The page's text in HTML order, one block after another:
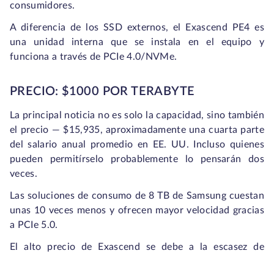
consumidores.
A diferencia de los SSD externos, el Exascend PE4 es
una unidad interna que se instala en el equipo y
funciona a través de PCIe 4.0/NVMe.
PRECIO: $1000 POR TERABYTE
La principal noticia no es solo la capacidad, sino también
el precio — $15,935, aproximadamente una cuarta parte
del salario anual promedio en EE. UU. Incluso quienes
pueden permitírselo probablemente lo pensarán dos
veces.
Las soluciones de consumo de 8 TB de Samsung cuestan
unas 10 veces menos y ofrecen mayor velocidad gracias
a PCIe 5.0.
El alto precio de Exascend se debe a la escasez de